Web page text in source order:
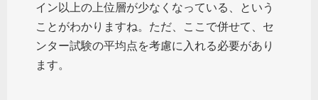
イン以上の上位層が少なくなっている、という
ことがわかりますね。ただ、ここで併せて、セ
ンター試験の平均点を考慮に入れる必要があり
ます。